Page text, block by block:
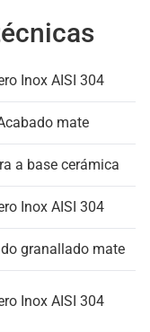
Inox AISI 304
mate
a base cerámica
Inox AISI 304
granallado mate
Inox AISI 304